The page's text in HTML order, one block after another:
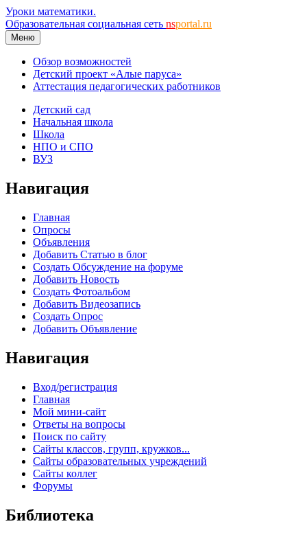
Уроки математики.
Образовательная социальная сеть nsportal.ru
Меню
Обзор возможностей
Детский проект «Алые паруса»
Аттестация педагогических работников
Детский сад
Начальная школа
Школа
НПО и СПО
ВУЗ
Навигация
Главная
Опросы
Объявления
Добавить Статью в блог
Создать Обсуждение на форуме
Добавить Новость
Создать Фотоальбом
Добавить Видеозапись
Создать Опрос
Добавить Объявление
Навигация
Вход/регистрация
Главная
Мой мини-сайт
Ответы на вопросы
Поиск по сайту
Сайты классов, групп, кружков...
Сайты образовательных учреждений
Сайты коллег
Форумы
Библиотека